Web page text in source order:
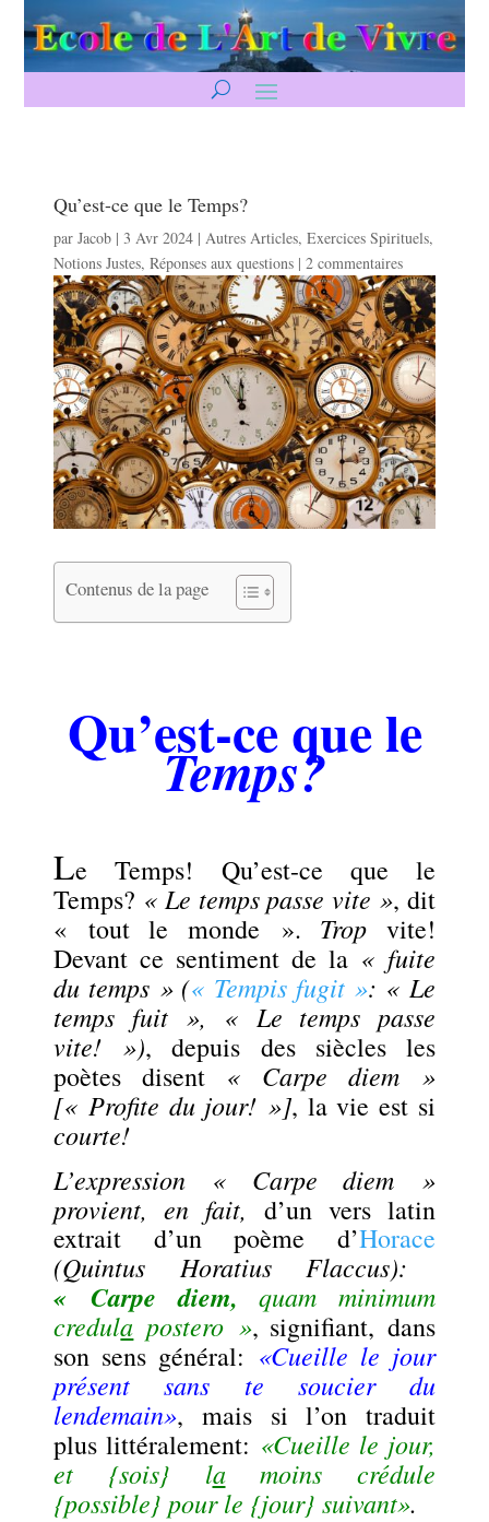
Qu’est-ce que le Temps?
parJacob | 3 Avr 2024 | Autres Articles,Exercices Spirituels,
Notions Justes,Réponses aux questions |2 commentaires
Contenus de la page
Qu’est-ce que le
Temps?
Le Temps! Qu’est-ce que le
Temps? « Le temps passe vite », dit
« tout le monde ». Trop vite!
Devant ce sentiment de la « fuite
du temps » (« Tempis fugit »: « Le
temps fuit », « Le temps passe
vite! »), depuis des siècles les
poètes disent « Carpe diem »
[« Profite du jour! »], la vie est si
courte!
L’expression « Carpe diem »
provient, en fait, d’un vers latin
extrait d’un poème d’Horace
(Quintus Horatius Flaccus):
« Carpe diem,quam minimum
credula postero », signifiant, dans
son sens général: «Cueille le jour
présent sans te soucier du
lendemain», mais si l’on traduit
plus littéralement: «Cueille le jour,
et {sois} lamoins crédule
{possible} pour le {jour} suivant».